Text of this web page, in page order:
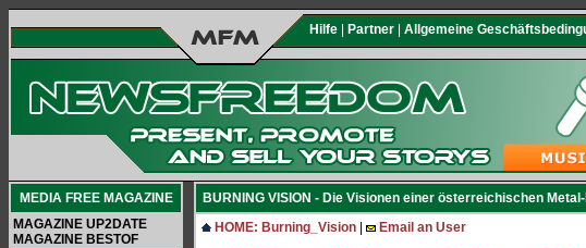
Hilfe Partner Allgemeine
MEDIA FREE MAGAZINE
MAGAZINE UP2DATE
MAGAZINE BESTOF
BURNING VISION - Die Visionen einer österreichischen Metal-
HOME: Burning_Vision
Email an User